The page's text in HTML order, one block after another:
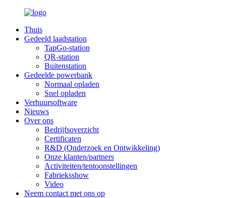
Thuis
Gedeeld laadstation
TapGo-station
QR-station
Buitenstation
Gedeelde powerbank
Normaal opladen
Snel opladen
Verhuursoftware
Nieuws
Over ons
Bedrijfsoverzicht
Certificaten
R&D (Onderzoek en Ontwikkeling)
Onze klanten/partners
Activiteiten/tentoonstellingen
Fabrieksshow
Video
Neem contact met ons op